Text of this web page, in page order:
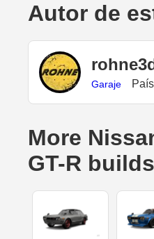
Autor de
Garaje
More
GT-R builds